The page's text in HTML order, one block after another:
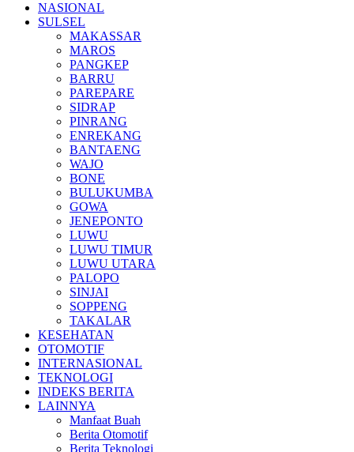
NASIONAL
SULSEL
MAKASSAR
MAROS
PANGKEP
BARRU
PAREPARE
SIDRAP
PINRANG
ENREKANG
BANTAENG
WAJO
BONE
BULUKUMBA
GOWA
JENEPONTO
LUWU
LUWU TIMUR
LUWU UTARA
PALOPO
SINJAI
SOPPENG
TAKALAR
KESEHATAN
OTOMOTIF
INTERNASIONAL
TEKNOLOGI
INDEKS BERITA
LAINNYA
Manfaat Buah
Berita Otomotif
Berita Teknologi